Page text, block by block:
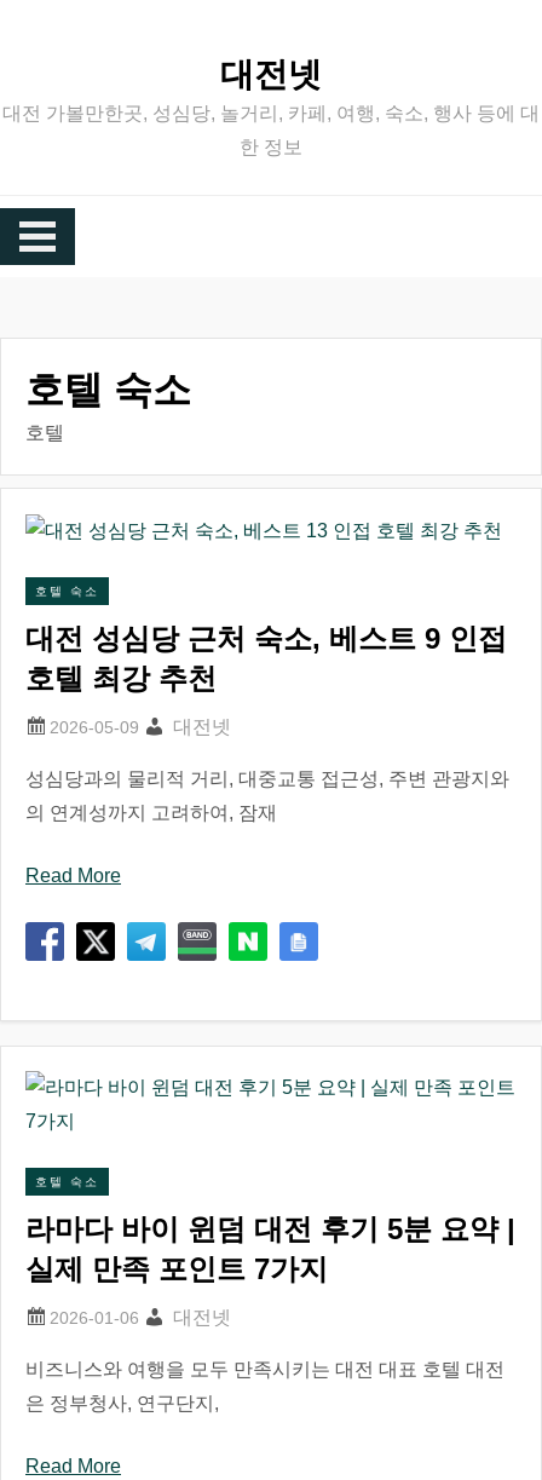
대전넷
대전 가볼만한곳, 성심당, 놀거리, 카페, 여행, 숙소, 행사 등에 대
한 정보
호텔 숙소
호텔
호텔 숙소
대전 성심당 근처 숙소, 베스트 9 인접
호텔 최강 추천
대전넷
성심당과의 물리적 거리, 대중교통 접근성, 주변 관광지와
의 연계성까지 고려하여, 잠재
Read More
호텔 숙소
라마다 바이 윈덤 대전 후기 5분 요약 |
실제 만족 포인트 7가지
대전넷
비즈니스와 여행을 모두 만족시키는 대전 대표 호텔 대전
은 정부청사, 연구단지,
Read More